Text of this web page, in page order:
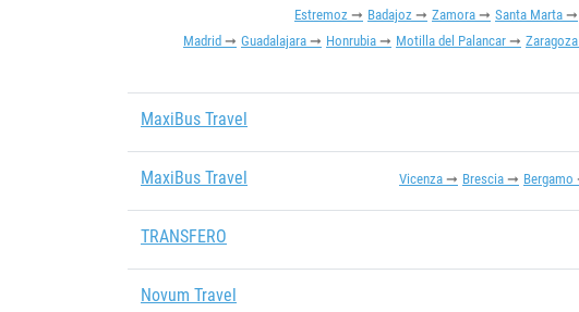
Estremoz
Badajoz Zamora Santa Marta
Madrid
Guadalajara Honrubia Motilla del Palancar Zaragoza
MaxiBus Travel
MaxiBus Travel Vicenza Brescia Bergamo
TRANSFERO
Novum Travel